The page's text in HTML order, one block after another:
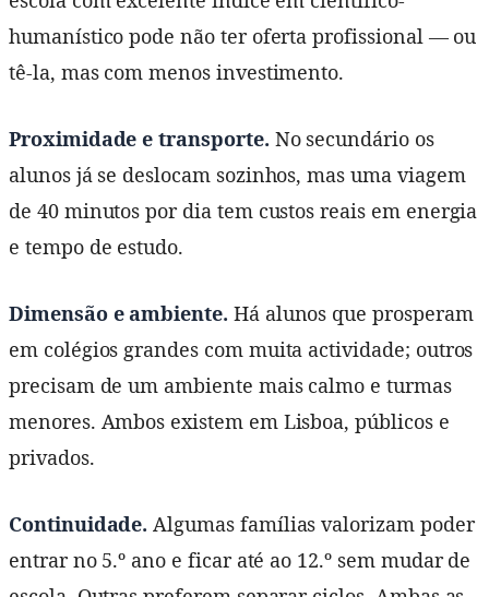
humanístico pode não ter oferta profissional — ou
tê-la, mas com menos investimento.
Proximidade e transporte. No secundário os
alunos já se deslocam sozinhos, mas uma viagem
de 40 minutos por dia tem custos reais em energia
e tempo de estudo.
Dimensão e ambiente. Há alunos que prosperam
em colégios grandes com muita actividade; outros
precisam de um ambiente mais calmo e turmas
menores. Ambos existem em Lisboa, públicos e
privados.
Continuidade. Algumas famílias valorizam poder
entrar no 5.º ano e ficar até ao 12.º sem mudar de